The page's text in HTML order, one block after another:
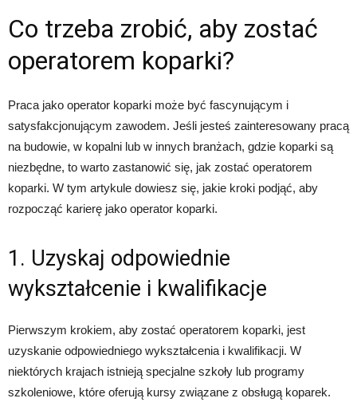
Co trzeba zrobić, aby zostać
operatorem koparki?
Praca jako operator koparki może być fascynującym i
satysfakcjonującym zawodem. Jeśli jesteś zainteresowany pracą
na budowie, w kopalni lub w innych branżach, gdzie koparki są
niezbędne, to warto zastanowić się, jak zostać operatorem
koparki. W tym artykule dowiesz się, jakie kroki podjąć, aby
rozpocząć karierę jako operator koparki.
1. Uzyskaj odpowiednie
wykształcenie i kwalifikacje
Pierwszym krokiem, aby zostać operatorem koparki, jest
uzyskanie odpowiedniego wykształcenia i kwalifikacji. W
niektórych krajach istnieją specjalne szkoły lub programy
szkoleniowe, które oferują kursy związane z obsługą koparek.